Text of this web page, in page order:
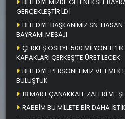
BELEDİYEMİZDE GELENEKSEL
GERÇEKLEŞTİRİLDİ
BELEDİYE BAŞKANIMIZ SN.
BAYRAMI MESAJI
ÇERKEŞ OSB’YE 500 MİLYON
KAPAKLARI ÇERKEŞ’TE ÜRETİLECEK
BELEDİYE PERSONELİMİZ VE
BULUŞTUK
18 MART ÇANAKKALE ZAFERİ VE
RABBİM BU MİLLETE BİR DAHA